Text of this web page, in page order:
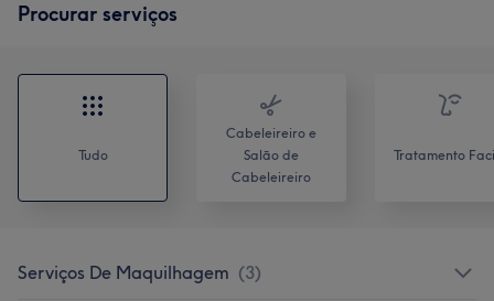
Procurar serviços
Tudo
Cabeleireiro e
Salão de
Cabeleireiro
Tratamento
Serviços De Maquilhagem (3)